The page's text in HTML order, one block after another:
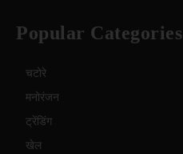
Popular Categories
चटोरे
मनोरंजन
ट्रेंडिंग
खेल